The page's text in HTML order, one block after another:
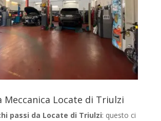
Meccanica Locate di Triulzi
passi da Locate di Triulzi: questo ci